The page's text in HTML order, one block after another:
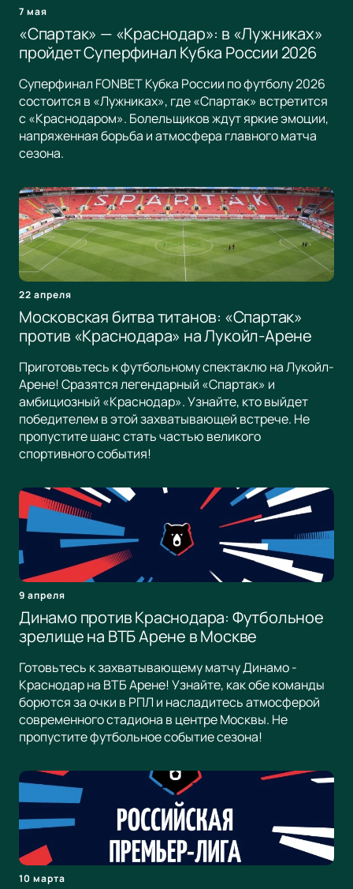
7 мая
«Спартак» — «Краснодар»: в «Лужниках»
пройдет Суперфинал Кубка России 2026
Суперфинал FONBET Кубка России по футболу 2026
состоится в «Лужниках», где «Спартак» встретится
с «Краснодаром». Болельщиков ждут яркие эмоции,
напряженная борьба и атмосфера главного матча
сезона.
22 апреля
Московская битва титанов: «Спартак»
против «Краснодара» на Лукойл-Арене
Приготовьтесь к футбольному спектаклю на Лукойл-
Арене! Сразятся легендарный «Спартак» и
амбициозный «Краснодар». Узнайте, кто выйдет
победителем в этой захватывающей встрече. Не
пропустите шанс стать частью великого
спортивного события!
9 апреля
Динамо против Краснодара: Футбольное
зрелище на ВТБ Арене в Москве
Готовьтесь к захватывающему матчу Динамо -
Краснодар на ВТБ Арене! Узнайте, как обе команды
борются за очки в РПЛ и насладитесь атмосферой
современного стадиона в центре Москвы. Не
пропустите футбольное событие сезона!
10 марта